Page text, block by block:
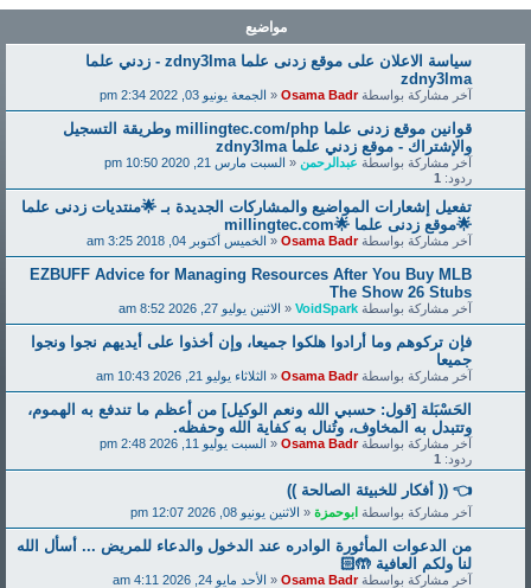
مواضيع
سياسة الاعلان على موقع زدنى علما zdny3lma - زدني علما
zdny3lma
آخر مشاركة بواسطةOsama Badr
«الجمعة يونيو 03, 2022 2:34 pm
قوانين موقع زدنى علما millingtec.com/php وطريقة التسجيل
والإشتراك - موقع زدني علما zdny3lma
آخر مشاركة بواسطةعبدالرحمن«السبت مارس 21, 2020 10:50 pm
ردود: 1
تفعيل إشعارات المواضيع والمشاركات الجديدة بـ 🌟منتديات زدنى علما
🌟موقع زدنى علما 🌟millingtec.com
آخر مشاركة بواسطةOsama Badr
«الخميس أكتوبر 04, 2018 3:25 am
EZBUFF Advice for Managing Resources After You Buy MLB
The Show 26 Stubs
آخر مشاركة بواسطةVoidSpark
«الاثنين يوليو 27, 2026 8:52 am
فإن تركوهم وما أرادوا هلكوا جميعا، وإن أخذوا على أيديهم نجوا ونجوا
جميعا
آخر مشاركة بواسطةOsama Badr
«الثلاثاء يوليو 21, 2026 10:43 am
الحَسْبَلة [قول: حسبي الله ونعم الوكيل] من أعظم ما تندفع به الهموم،
وتتبدل به المخاوف، وتُنال به كفاية الله وحفظه.
آخر مشاركة بواسطةOsama Badr
«السبت يوليو 11, 2026 2:48 pm
ردود: 1
👈 (( أفكار للخبيئة الصالحة ))
آخر مشاركة بواسطةابوحمزة«الاثنين يونيو 08, 2026 12:07 pm
من الدعوات المأثورة الوادره عند الدخول والدعاء للمريض ... أسأل الله
لنا ولكم العافية 🤲🏻
آخر مشاركة بواسطةOsama Badr
«الأحد مايو 24, 2026 4:11 am